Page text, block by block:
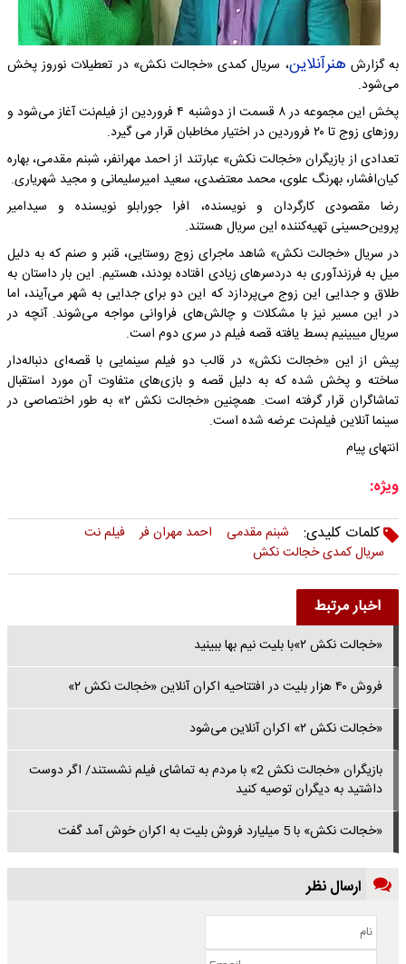
به گزارش هنرآنلاین، سریال کمدی «خجالت نکش» در تعطیلات نوروز پخش
می‌شود.
پخش این مجموعه در ۸ قسمت از دوشنبه ۴ فروردین از فیلم‌نت آغاز می‌شود و
روزهای زوج تا ۲۰ فروردین در اختیار مخاطبان قرار می گیرد.
تعدادی از بازیگران «خجالت نکش» عبارتند از احمد مهرانفر، شبنم مقدمی، بهاره
کیان‌افشار، بهرنگ علوی، محمد معتضدی، سعید امیرسلیمانی و مجید شهریاری.
رضا مقصودی کارگردان و نویسنده، افرا جورابلو نویسنده و سیدامیر
پروین‌حسینی تهیه‌کننده این سریال هستند.
در سریال «خجالت نکش» شاهد ماجرای زوج روستایی، قنبر و صنم که به دلیل
میل به فرزندآوری به دردسرهای زیادی افتاده بودند، هستیم. این بار داستان به
طلاق و جدایی این زوج می‌پردازد که این دو برای جدایی به شهر می‌آیند، اما
در این مسیر نیز با مشکلات و چالش‌های فراوانی مواجه می‌شوند. آنچه در
سریال می‎بینیم بسط یافته قصه فیلم در سری دوم است.
پیش از این «خجالت نکش» در قالب دو فیلم سینمایی با قصه‌ای دنباله‌دار
ساخته و پخش شده که به دلیل قصه و بازی‌های متفاوت آن مورد استقبال
تماشاگران قرار گرفته است. همچنین «خجالت نکش ۲» به طور اختصاصی در
سینما آنلاین فیلم‌نت عرضه شده است.
انتهای پیام
ویژه:
کلمات کلیدی:
شبنم مقدمی احمد مهران فر
فیلم نت
سریال کمدی خجالت نکش
اخبار مرتبط
«خجالت نکش ۲»با بلیت نیم بها ببینید
فروش ۴۰ هزار بلیت در افتتاحیه اکران آنلاین «خجالت نکش ۲»
«خجالت نکش ۲» اکران آنلاین می‌شود
بازیگران «خجالت نکش 2» با مردم به تماشای فیلم نشستند/ اگر دوست
داشتید به دیگران توصیه کنید
«خجالت نکش» با 5 میلیارد فروش بلیت به اکران خوش آمد گفت
ارسال نظر